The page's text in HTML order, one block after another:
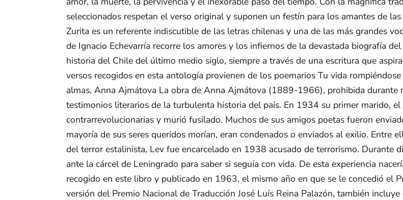
seleccionados respetan el verso original y suponen un festín para los amantes de
Zurita es un referente indiscutible de las letras chilenas y una de las más grandes
de Ignacio Echevarría recorre los amores y los infiernos de la devastada biografía
historia del Chile del último medio siglo, siempre a través de una escritura que
versos recogidos en esta antología provienen de los poemarios Tu vida
almas, Anna Ajmátova La obra de Anna Ajmátova (1889-1966), prohibida durante
testimonios literarios de la turbulenta historia del país. En 1934 su primer marido,
contrarrevolucionarias y murió fusilado. Muchos de sus amigos poetas fueron
mayoría de sus seres queridos morían, eran condenados o enviados al exilio. Entre
del terror estalinista, Lev fue encarcelado en 1938 acusado de terrorismo. Durante
ante la cárcel de Leningrado para saber si seguía con vida. De esta experiencia
recogido en este libro y publicado en 1963, el mismo año en que se le concedió el
versión del Premio Nacional de Traducción José Luís Reina Palazón, también